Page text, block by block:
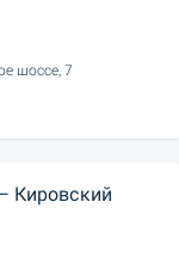
шоссе, 7
Кировский